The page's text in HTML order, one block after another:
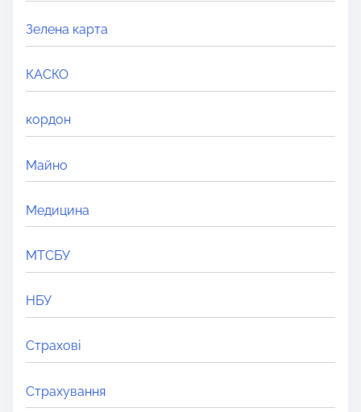
Зелена карта
КАСКО
кордон
Майно
Медицина
МТСБУ
НБУ
Страхові
Страхування